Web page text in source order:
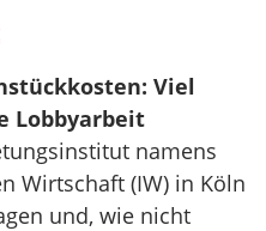
Viel
Lobbyarbeit
namens
Wirtschaft (IW) in Köln
und, wie nicht